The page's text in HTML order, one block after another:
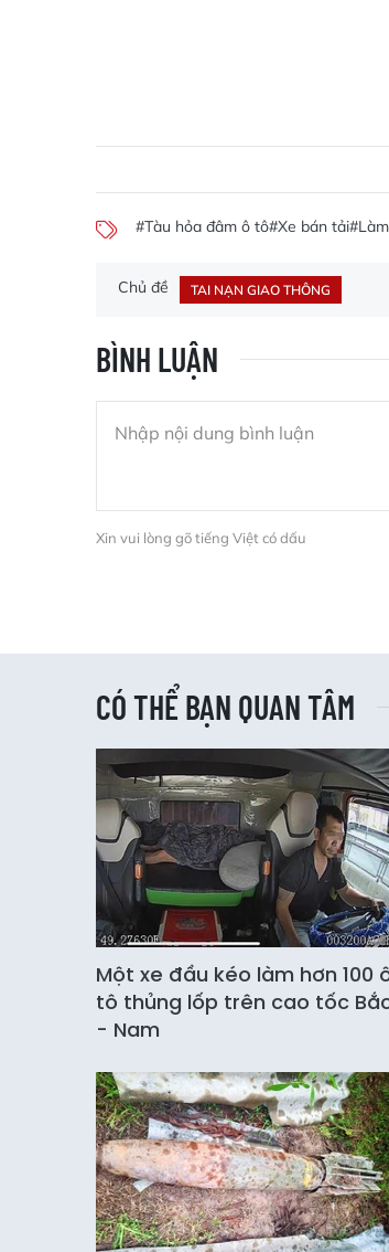
#Tàu hỏa đâm ô tô#Xe bán tải
Chủ đề TAI NẠN GIAO THÔNG
BÌNH LUẬN
Xin vui lòng gõ tiếng Việt có dấu
CÓ THỂ BẠN QUAN TÂM
Một xe đầu kéo làm hơn 100
tô thủng lốp trên cao tốc
- Nam